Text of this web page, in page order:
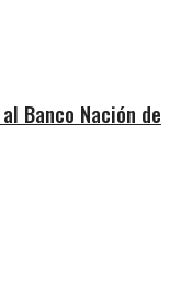
Banco Nación de